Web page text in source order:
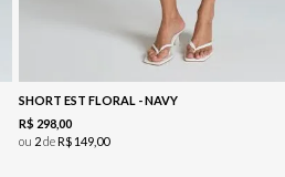
SHORT EST FLORAL - NAVY
R$ 298,00
ou 2deR$ 149, 00